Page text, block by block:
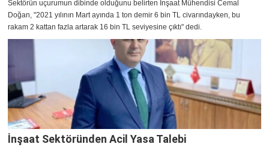
Sektörün uçurumun dibinde olduğunu belirten İnşaat Mühendisi Cemal
Doğan, "2021 yılının Mart ayında 1 ton demir 6 bin TL civarındayken, bu
rakam 2 kattan fazla artarak 16 bin TL seviyesine çıktı" dedi.
İnşaat Sektöründen Acil Yasa Talebi